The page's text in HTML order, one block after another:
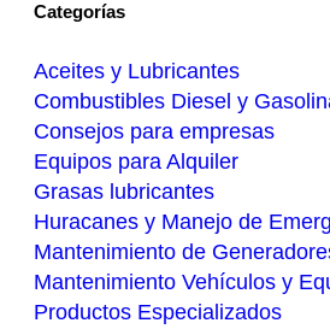
Categorías
Aceites y Lubricantes
Combustibles Diesel y
Consejos para empresas
Equipos para Alquiler
Grasas lubricantes
Huracanes y Manejo de
Mantenimiento de
Mantenimiento Vehículos y
Productos Especializados